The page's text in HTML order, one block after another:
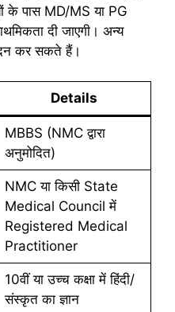
के पास MD/MS या PG
दी जाएगी। अन्य
कर सकते हैं।
Details
MBBS (NMC द्वारा
अनुमोदित)
NMC या किसी State
Medical Council में
Registered Medical
Practitioner
10वीं या उच्च कक्षा में हिंदी/
संस्कृत का ज्ञान